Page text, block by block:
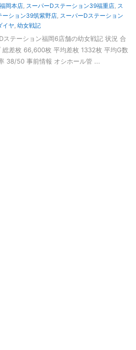
岡本店 スーパーDステーション39福重店 ス
ーション39筑紫野店 スーパーDステーション
イヤ 幼女戦記
ステーション福岡6店舗の幼女戦記 状況 合
総差枚 66,600枚 平均差枚 1332枚 平均G数
38/50 事前情報 オシホール管 ...